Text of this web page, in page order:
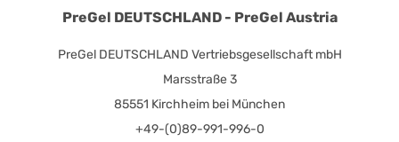
PreGel DEUTSCHLAND - PreGel Austria
PreGel DEUTSCHLAND Vertriebsgesellschaft mbH
Marsstraße 3
85551 Kirchheim bei München
+49-(0)89-991-996-0